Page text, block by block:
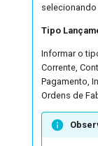
Tipo
Informar o
Corrente,
Pagamento,
Ordens de